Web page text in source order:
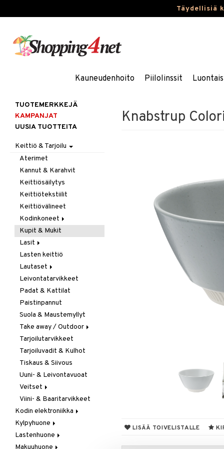
Täydellisiä
Kauneudenhoito Piilolinssit
Knabstrup
LISÄÄ TOIVELISTALLE
TUOTEMERKKEJÄ
KAMPANJAT
UUSIA TUOTTEITA
Keittiö & Tarjoilu
Aterimet
Kannut & Karahvit
Keittiösäilytys
Keittiötekstiilit
Keittiövälineet
Kodinkoneet
Kahvi, Tee & Espresso
Leivänpaahtimet
Mixerit &
Sähkövatkaimet
Muut koneet
Vedenkeittimet
Kupit & Mukit
Lasit
Juoma- & Cocktailasit
Juomalasit
Olutlasit
Shamppanjalasit
Snapsi- & Aveclasit
Viinilasit
Whiskey- & Konjakkilasit
Lasten keittiö
Lautaset
Asetit
Ruokalautaset
Syvät lautaset
Leivontatarvikkeet
Padat & Kattilat
Paistinpannut
Suola & Maustemyllyt
Take away / Outdoor
Eväslaatikot
Pullot
Termoskannut
Termosmukit
Tarjoilutarvikkeet
Tarjoiluvadit & Kulhot
Tiskaus & Siivous
Uuni- & Leivontavuoat
Veitset
Erityisveitset
Keittiöveitset
Kuorinta- &
Vihannesveitset
Leikkuulaudat
Viini- & Baaritarvikkeet
Kodin elektroniikka
Ääni
Kylpyhuone
Kylpyhuoneen sisustus
Kylpyhuoneen tarvikkeita
Lastenhuone
Kylpyhuoneen koristelu
Makuuhuone